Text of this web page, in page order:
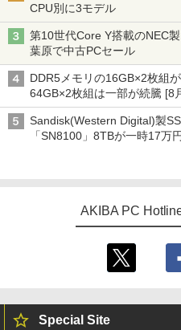
CPU別に3モデル
第10世代Core Y搭載のNEC
葉原で中古PCセール
DDR5メモリの16GB×2枚組
64GB×2枚組は一部が続騰
Sandisk(Western Digital)製
「SN8100」8TBが一時17
AKIBA PC
Special Site